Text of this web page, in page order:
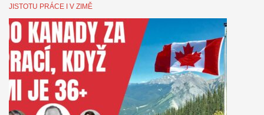
JISTOTU PRÁCE I V ZIMĚ